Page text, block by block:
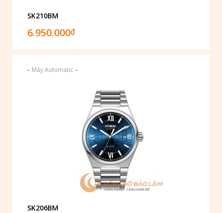
SK210BM
6.950.000₫
- Máy Automatic -
SK206BM